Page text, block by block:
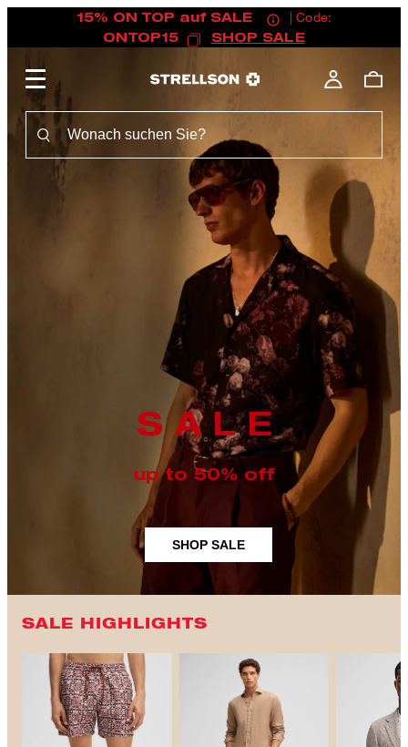
15% ON TOP auf SALE
| Code:
ONTOP15
SHOP SALE
S A L E
up to 50% off
SHOP SALE
SALE HIGHLIGHTS